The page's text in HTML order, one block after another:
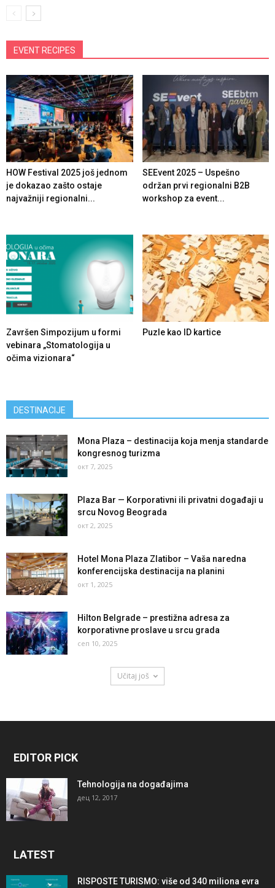
EVENT RECIPES
HOW Festival 2025 još jednom
je dokazao zašto ostaje
najvažniji regionalni...
SEEvent 2025 – Uspešno
održan prvi regionalni B2B
workshop za event...
Završen Simpozijum u formi
vebinara „Stomatologija u
očima vizionara“
Puzle kao ID kartice
DESTINACIJE
Mona Plaza – destinacija koja menja standarde
kongresnog turizma
окт 7, 2025
Plaza Bar — Korporativni ili privatni događaji u
srcu Novog Beograda
окт 2, 2025
Hotel Mona Plaza Zlatibor – Vaša naredna
konferencijska destinacija na planini
окт 1, 2025
Hilton Belgrade – prestižna adresa za
korporativne proslave u srcu grada
сеп 10, 2025
Učitaj još
EDITOR PICK
Tehnologija na događajima
дец 12, 2017
LATEST
RISPOSTE TURISMO: više od 340 miliona evra